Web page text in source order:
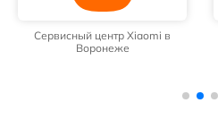
Сервисный центр Xiaomi в
Воронеже